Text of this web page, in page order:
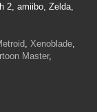
2, amiibo, Zelda,
, Xenoblade,
Master,